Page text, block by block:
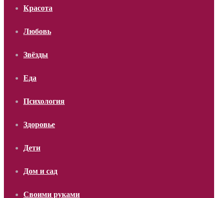
Красота
Любовь
Звёзды
Еда
Психология
Здоровье
Дети
Дом и сад
Своими руками